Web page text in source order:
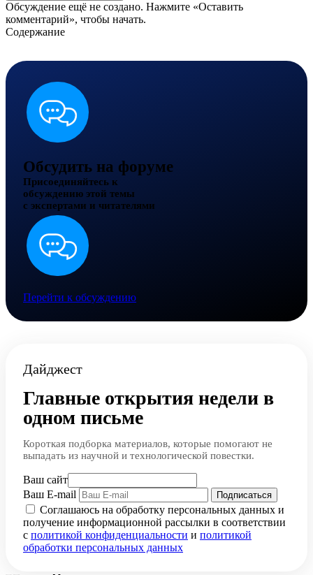
Обсуждение ещё не создано. Нажмите «Оставить
комментарий», чтобы начать.
Содержание
Обсудить на форуме
Присоединяйтесь к
обсуждению этой темы
с экспертами и читателями
Перейти к обсуждению
Дайджест
Главные открытия недели в
одном письме
Короткая подборка материалов, которые помогают не
выпадать из научной и технологической повестки.
Ваш сайт
Ваш E-mail
Подписаться
Соглашаюсь на обработку персональных данных и
получение информационной рассылки в соответствии
с политикой конфиденциальности и политикой
обработки персональных данных